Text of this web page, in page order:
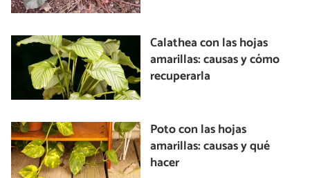
Calathea con las hojas
amarillas: causas y cómo
recuperarla
Poto con las hojas
amarillas: causas y qué
hacer